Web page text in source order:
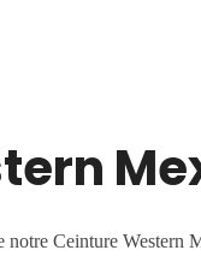
notre Ceinture